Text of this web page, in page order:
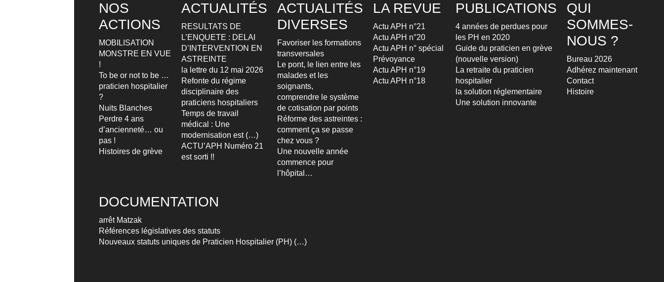
NOS
ACTIONS
MOBILISATION
MONSTRE EN VUE
!
To be or not to be …
praticien hospitalier
?
Nuits Blanches
Perdre 4 ans
d’ancienneté… ou
pas !
Histoires de grève
ACTUALITÉS
RESULTATS DE
L’ENQUETE : DELAI
D’INTERVENTION EN
ASTREINTE
la lettre du 12 mai 2026
Refonte du régime
disciplinaire des
praticiens hospitaliers
Temps de travail
médical : Une
modernisation est (…)
ACTU’APH Numéro 21
est sorti !!
ACTUALITÉS
DIVERSES
Favoriser les formations
transversales
Le pont, le lien entre les
malades et les
soignants,
comprendre le système
de cotisation par points
Réforme des astreintes :
comment ça se passe
chez vous ?
Une nouvelle année
commence pour
l’hôpital…
LA REVUE
Actu APH n°21
Actu APH n°20
Actu APH n° spécial
Prévoyance
Actu APH n°19
Actu APH n°18
PUBLICATIONS
4 années de perdues pour
les PH en 2020
Guide du praticien en grève
(nouvelle version)
La retraite du praticien
hospitalier
la solution réglementaire
Une solution innovante
QUI
SOMMES-
NOUS ?
Bureau 2026
Adhérez maintenant
Contact
Histoire
DOCUMENTATION
arrêt Matzak
Références législatives des statuts
Nouveaux statuts uniques de Praticien Hospitalier (PH) (…)